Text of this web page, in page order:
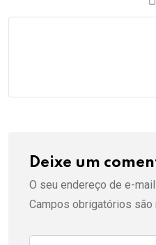
Deixe um
O seu endereço de e-
Campos obrigatórios são